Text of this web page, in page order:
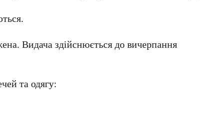
Видача здійснюється до вичерпання
та одягу: